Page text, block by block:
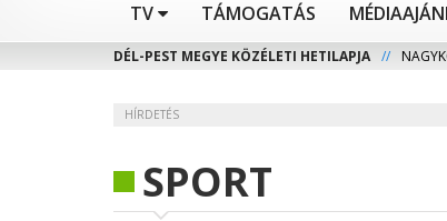
TV TÁMOGATÁS
DÉL-PEST MEGYE KÖZÉLETI HETILAPJA //
HÍRDETÉS
SPORT